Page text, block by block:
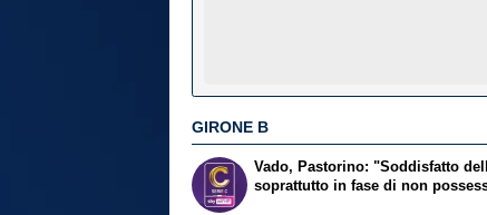
GIRONE B
Vado, Pastorino: "Soddisfatto
soprattutto in fase di non